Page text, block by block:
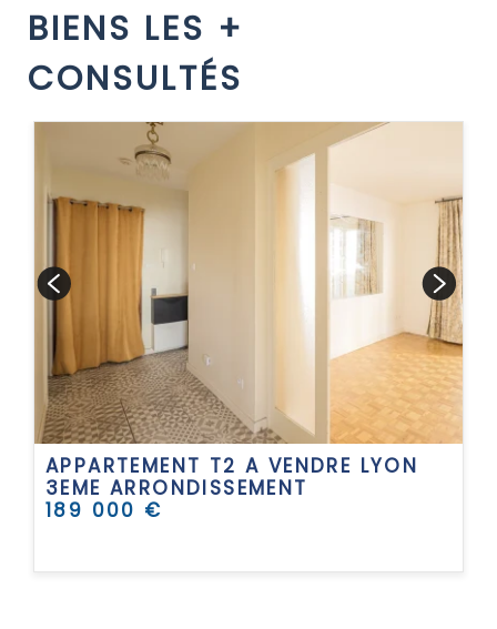
BIENS LES +
CONSULTÉS
APPARTEMENT T2 A VENDRE LYON
3EME ARRONDISSEMENT
189 000 €